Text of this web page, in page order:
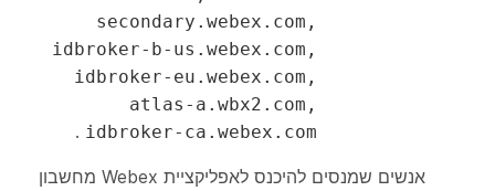
secondary.webex.com,
idbroker-b-us.webex.com,
idbroker-eu.webex.com,
atlas-a.wbx2.com,
idbroker-ca.webex.com
.
אנשים שמנסים להיכנס לאפליקציית Webex מחשבון